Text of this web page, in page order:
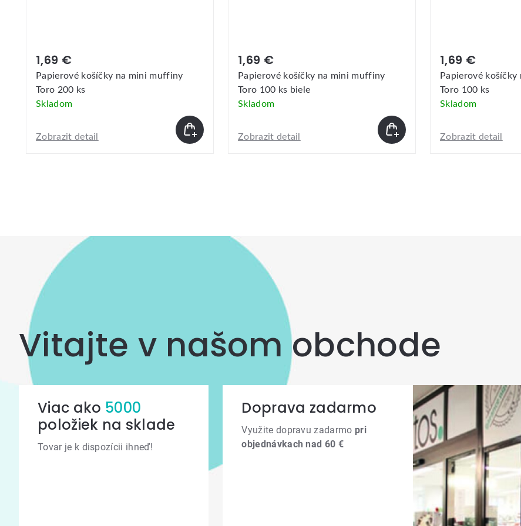
1,69 €
Papierové košíčky na mini muffiny
Toro 200 ks
Skladom
Zobrazit detail
1,69 €
Papierové košíčky na mini muffiny
Toro 100 ks biele
Skladom
Zobrazit detail
1,69 €
Papierové
Toro 100 ks
Skladom
Zobrazit detail
Vitajte v našom obchode
Viac ako 5000
položiek na sklade
Tovar je k dispozícii ihneď!
Doprava zadarmo
Využite dopravu zadarmo pri
objednávkach nad 60 €